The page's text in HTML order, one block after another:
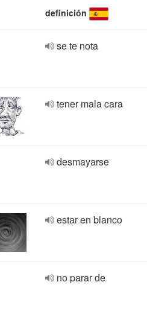
definición
se te nota
tener mala cara
desmayarse
estar en blanco
no parar de